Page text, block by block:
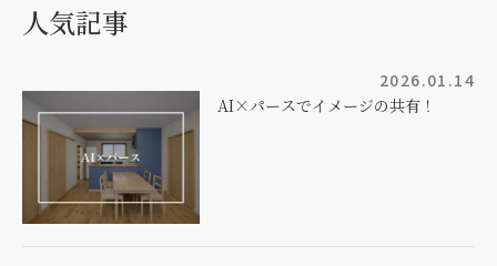
人気記事
2026.01.14
AI×パースでイメージの共有！